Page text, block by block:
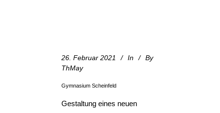
26. Februar 2021 In
By
ThMay
Gymnasium Scheinfeld
Gestaltung eines neuen